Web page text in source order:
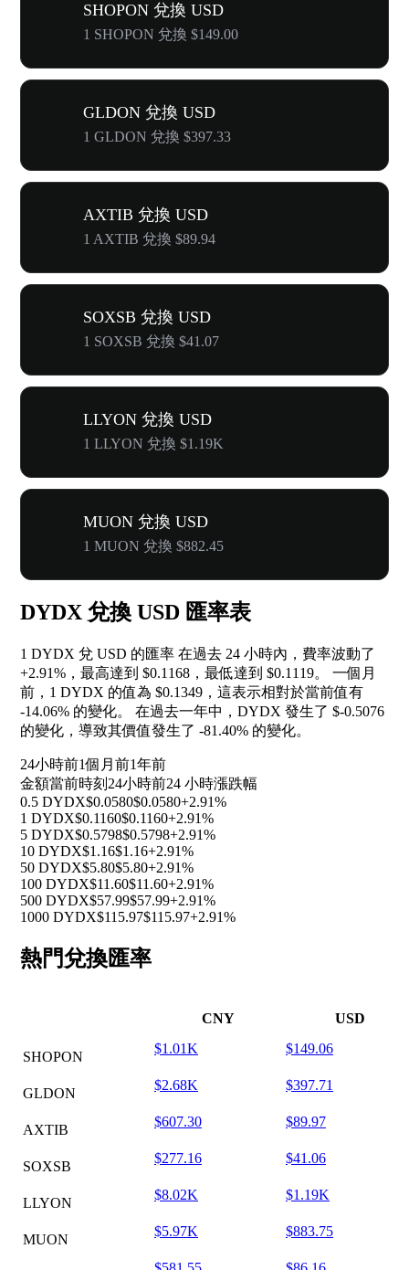
SHOPON 兌換 USD
1 SHOPON 兌換 $149.00
GLDON 兌換 USD
1 GLDON 兌換 $397.33
AXTIB 兌換 USD
1 AXTIB 兌換 $89.94
SOXSB 兌換 USD
1 SOXSB 兌換 $41.07
LLYON 兌換 USD
1 LLYON 兌換 $1.19K
MUON 兌換 USD
1 MUON 兌換 $882.45
DYDX 兌換 USD 匯率表
1 DYDX 兌 USD 的匯率 在過去 24 小時內，費率波動了
+2.91% ，最高達到 $0.1168，最低達到 $0.1119。 一個月
前，1 DYDX 的值為 $0.1349，這表示相對於當前值有
-14.06% 的變化。 在過去一年中，DYDX 發生了 $-0.5076
的變化，導致其價值發生了 -81.40% 的變化。
24小時前1個月前1年前
金額當前時刻 24小時前24 小時漲跌幅
0.5 DYDX$0.0580$0.0580+2.91%
1 DYDX$0.1160$0.1160+2.91%
5 DYDX$0.5798$0.5798+2.91%
10 DYDX$1.16$1.16+2.91%
50 DYDX$5.80$5.80+2.91%
100 DYDX$11.60$11.60+2.91%
500 DYDX$57.99$57.99+2.91%
1000 DYDX$115.97$115.97+2.91%
熱門兌換匯率
CNY USD
SHOPON
$1.01K $149.06
GLDON
$2.68K $397.71
AXTIB
$607.30 $89.97
SOXSB
$277.16 $41.06
LLYON
$8.02K $1.19K
MUON
$5.97K $883.75